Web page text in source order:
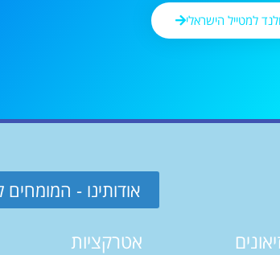
למטייל הישראלי
אודותינו - המומחים
אטרקציות